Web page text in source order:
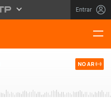
Entrar
NO AR